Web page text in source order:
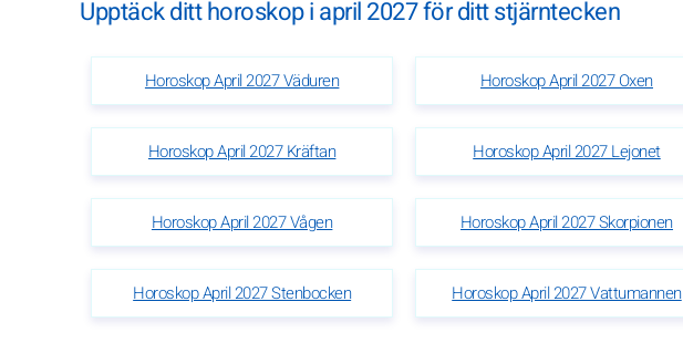
Upptäck ditt horoskop i april 2027 för ditt stjärntecken
Horoskop April 2027 Väduren Horoskop April 2027 Oxen
Horoskop April 2027 Kräftan Horoskop April 2027 Lejonet
Horoskop April 2027 Vågen Horoskop April 2027 Skorpionen
Horoskop April 2027 Stenbocken Horoskop April 2027 Vattumannen